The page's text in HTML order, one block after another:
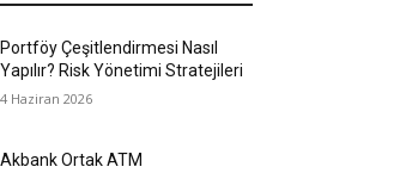
Portföy Çeşitlendirmesi Nasıl
Yapılır? Risk Yönetimi Stratejileri
4 Haziran 2026
Akbank Ortak ATM